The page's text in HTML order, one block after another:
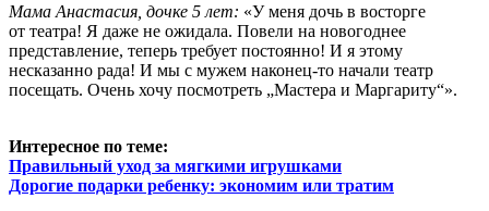
Мама Анастасия, дочке 5 лет: «У меня дочь в восторге
от театра! Я даже не ожидала. Повели на новогоднее
представление, теперь требует постоянно! И я этому
несказанно рада! И мы с мужем наконец-то начали театр
посещать. Очень хочу посмотреть „Мастера и Маргариту“».
Интересное по теме:
Правильный уход за мягкими игрушками
Дорогие подарки ребенку: экономим или тратим